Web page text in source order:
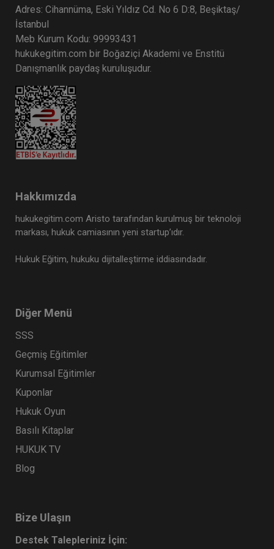
Adres: Cihannüma, Eski Yıldız Cd. No 6 D:8, Beşiktaş/
İstanbul
Meb Kurum Kodu: 99993431
hukukegitim.com bir Boğaziçi Akademi ve Enstitü
Danışmanlık paydaş kuruluşudur.
Hakkımızda
hukukegitim.com Aristo tarafından kurulmuş bir teknoloji
markası, hukuk camiasının yeni startup’ıdır.
Hukuk Eğitim, hukuku dijitalleştirme iddiasındadır.
Diğer Menü
SSS
Geçmiş Eğitimler
Kurumsal Eğitimler
Kuponlar
Hukuk Oyun
Basılı Kitaplar
HUKUK TV
Blog
Bize Ulaşın
Destek Talepleriniz İçin: